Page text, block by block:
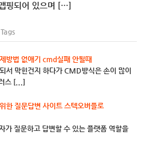
핑되어 있으며 […]
Tags
방법 없애기 cmd실패 안될때
서 막힌건지 하다가 CMD방식은 손이 많이
스 [...]
한 질문답변 사이트 스텍오버플로
질문하고 답변할 수 있는 플랫폼 역할을